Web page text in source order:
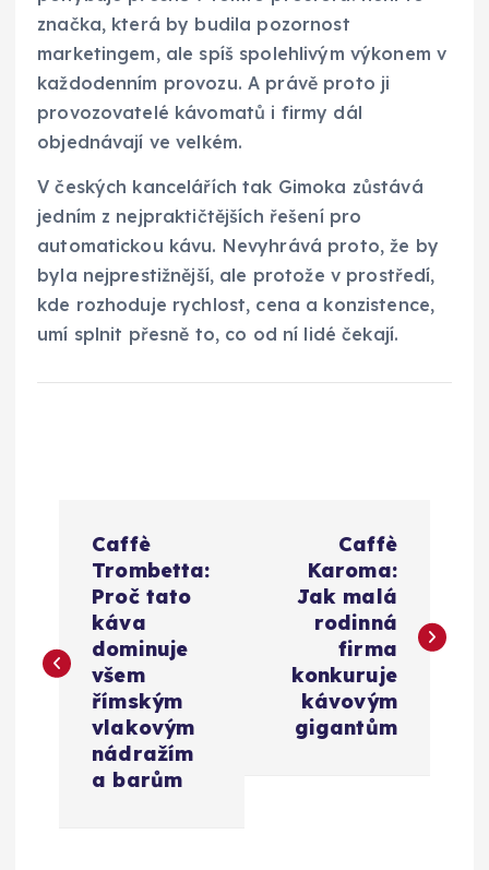
značka, která by budila pozornost
marketingem, ale spíš spolehlivým výkonem v
každodenním provozu. A právě proto ji
provozovatelé kávomatů i firmy dál
objednávají ve velkém.
V českých kancelářích tak Gimoka zůstává
jedním z nejpraktičtějších řešení pro
automatickou kávu. Nevyhrává proto, že by
byla nejprestižnější, ale protože v prostředí,
kde rozhoduje rychlost, cena a konzistence,
umí splnit přesně to, co od ní lidé čekají.
i
Caffè
Trombetta:
Proč tato
káva
dominuje
všem
římským
vlakovým
nádražím
a barům
Caffè
Karoma:
Jak malá
rodinná
firma
konkuruje
kávovým
gigantům